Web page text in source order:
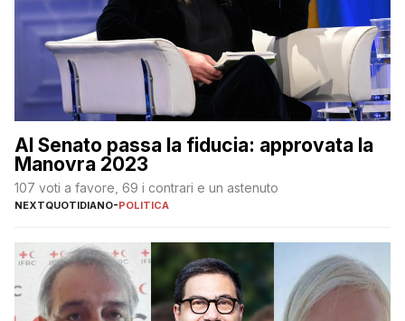
Al Senato passa la fiducia: approvata la
Manovra 2023
107 voti a favore, 69 i contrari e un astenuto
NEXTQUOTIDIANO-POLITICA